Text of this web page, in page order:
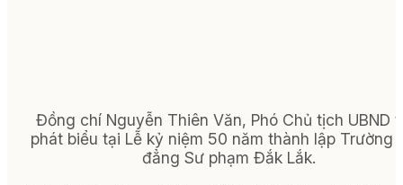
Đồng chí Nguyễn Thiên Văn, Phó Chủ tịch UBND
phát biểu tại Lễ kỷ niệm 50 năm thành lập Trường
đẳng Sư phạm Đắk Lắk.